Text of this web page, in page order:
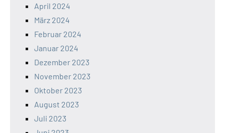
April 2024
März 2024
Februar 2024
Januar 2024
Dezember 2023
November 2023
Oktober 2023
August 2023
Juli 2023